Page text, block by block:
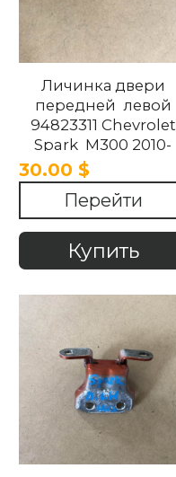
Личинка двери
передней левой
94823311 Chevrolet
Spark M300 2010-
2015
30.00 $
Перейти
Купить